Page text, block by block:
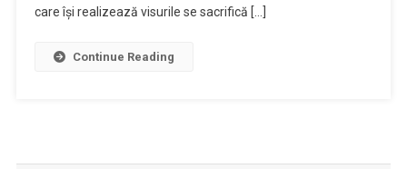
care îşi realizează visurile se sacrifică […]
Continue Reading